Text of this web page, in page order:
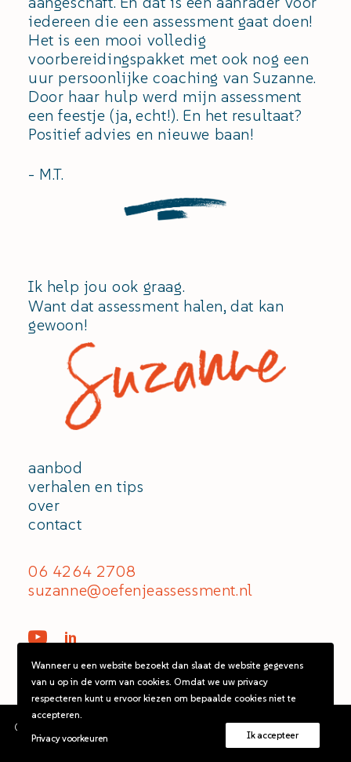
iedereen die een assessment gaat doen!
Het is een mooi volledig
voorbereidingspakket met ook nog een
uur persoonlijke coaching van Suzanne.
Door haar hulp werd mijn assessment
een feestje (ja, echt!). En het resultaat?
Positief advies en nieuwe baan!
- M.T.
Ik help jou ook graag.
Want dat assessment halen, dat kan
gewoon!
aanbod
verhalen en tips
over
contact
06 4264 2708
suzanne@oefenjeassessment.nl
©2026 De assessmentcoach. Alle rechten voorbehouden.
Wanneer u een website bezoekt dan slaat de website gegevens
van u op in de vorm van cookies. Omdat we uw privacy
respecteren kunt u ervoor kiezen om bepaalde cookies niet te
accepteren.
Privacy voorkeuren
Ik accepteer